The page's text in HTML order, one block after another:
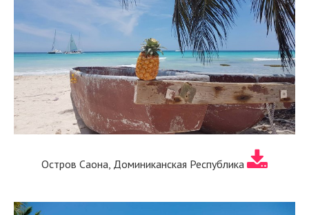
Остров Саона, Доминиканская Республика